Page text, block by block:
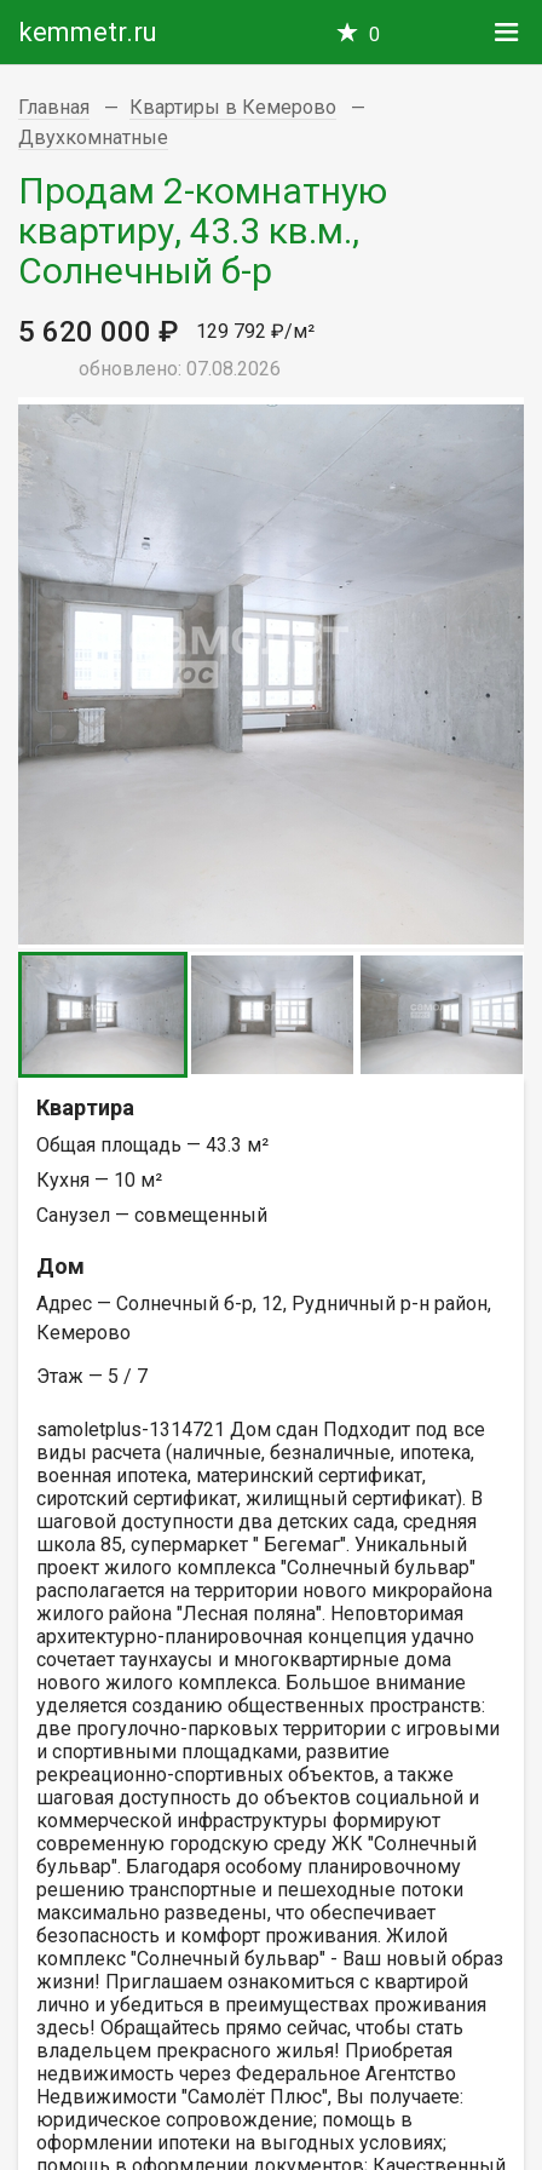
kemmetr.ru 0
Главная
Квартиры в Кемерово
Двухкомнатные
Продам 2-комнатную
квартиру, 43.3 кв.м.,
Солнечный б-р
5 620 000 ₽
129 792 ₽/м²
обновлено: 07.08.2026
Квартира
Общая площадь — 43.3 м²
Кухня — 10 м²
Санузел — совмещенный
Дом
Адрес — Солнечный б-р, 12, Рудничный р-н район,
Кемерово
Этаж — 5 / 7
samoletplus-1314721 Дом сдан Подходит под все
виды расчета (наличные, безналичные, ипотека,
военная ипотека, материнский сертификат,
сиротский сертификат, жилищный сертификат). В
шаговой доступности два детских сада, средняя
школа 85, супермаркет " Бегемаг". Уникальный
проект жилого комплекса "Солнечный бульвар"
располагается на территории нового микрорайона
жилого района "Лесная поляна". Неповторимая
архитектурно-планировочная концепция удачно
сочетает таунхаусы и многоквартирные дома
нового жилого комплекса. Большое внимание
уделяется созданию общественных пространств:
две прогулочно-парковых территории с игровыми
и спортивными площадками, развитие
рекреационно-спортивных объектов, а также
шаговая доступность до объектов социальной и
коммерческой инфраструктуры формируют
современную городскую среду ЖК "Солнечный
бульвар". Благодаря особому планировочному
решению транспортные и пешеходные потоки
максимально разведены, что обеспечивает
безопасность и комфорт проживания. Жилой
комплекс "Солнечный бульвар" - Ваш новый образ
жизни! Приглашаем ознакомиться с квартирой
лично и убедиться в преимуществах проживания
здесь! Обращайтесь прямо сейчас, чтобы стать
владельцем прекрасного жилья! Приобретая
недвижимость через Федеральное Агентство
Недвижимости "Самолёт Плюс", Вы получаете:
юридическое сопровождение; помощь в
оформлении ипотеки на выгодных условиях;
помощь в оформлении документов; Качественный